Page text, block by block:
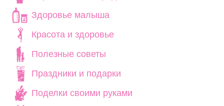
Здоровье малыша
Красота и здоровье
Полезные советы
Праздники и подарки
Поделки своими руками